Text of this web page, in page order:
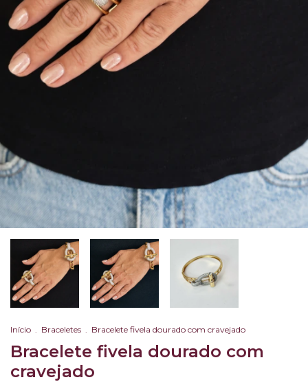
Início Braceletes Bracelete fivela dourado com cravejado
Bracelete fivela dourado com
cravejado